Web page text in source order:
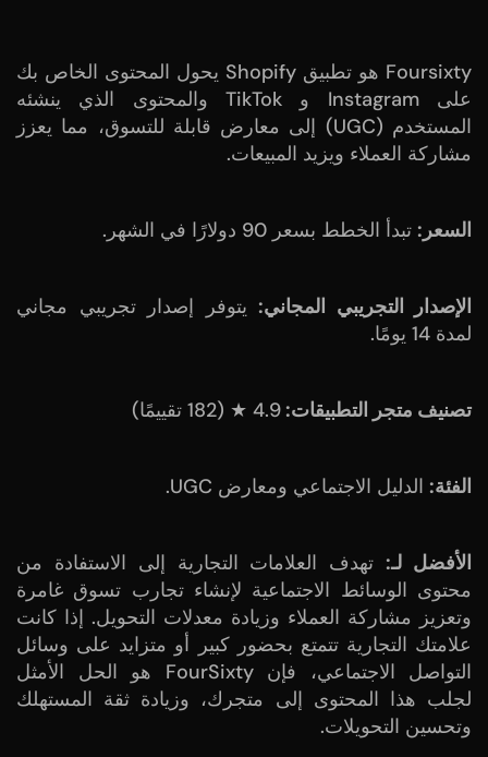
Foursixty هو تطبيق Shopify يحول المحتوى الخاص بك
على Instagram و TikTok والمحتوى الذي ينشئه
المستخدم (UGC) إلى معارض قابلة للتسوق، مما يعزز
مشاركة العملاء ويزيد المبيعات.
السعر: تبدأ الخطط بسعر 90 دولارًا في الشهر.
الإصدار التجريبي المجاني: يتوفر إصدار تجريبي مجاني
لمدة 14 يومًا.
تصنيف متجر التطبيقات:4.9 ★ (182 تقييمًا)
الفئة: الدليل الاجتماعي ومعارض UGC.
الأفضل لـ:تهدف العلامات التجارية إلى الاستفادة من
محتوى الوسائط الاجتماعية لإنشاء تجارب تسوق غامرة
وتعزيز مشاركة العملاء وزيادة معدلات التحويل. إذا كانت
علامتك التجارية تتمتع بحضور كبير أو متزايد على وسائل
التواصل الاجتماعي، فإن FourSixty هو الحل الأمثل
لجلب هذا المحتوى إلى متجرك، وزيادة ثقة المستهلك
وتحسين التحويلات.